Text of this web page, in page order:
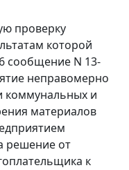
проверку
которой
сообщение N 13-
неправомерно
коммунальных и
материалов
решение от
к